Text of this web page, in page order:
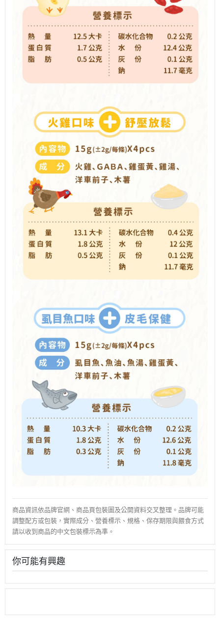
商品資訊依品牌官網、商品頁包裝圖及公開資料交叉整理。品牌可能
調整配方或包裝，實際成分、營養標示、規格、保存期限與餵食方式
請以收到商品的中文包裝標示為準。
你可能有興趣